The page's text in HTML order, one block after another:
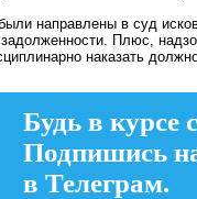
направлены в суд
Плюс,
наказать
Будь в курсе
Подпишись
в Телеграм.